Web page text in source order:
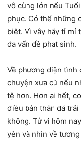
vô cùng lớn nếu
phục. Có thể những
biệt. Vì vậy hãy tỉ mỉ
đa vấn đề phát sinh.
Về phương diện tình
chuyện xưa cũ nếu
tệ hơn. Hơn ai hết,
điều bản thân đã
không. Tử vi hôm
yên và nhìn về